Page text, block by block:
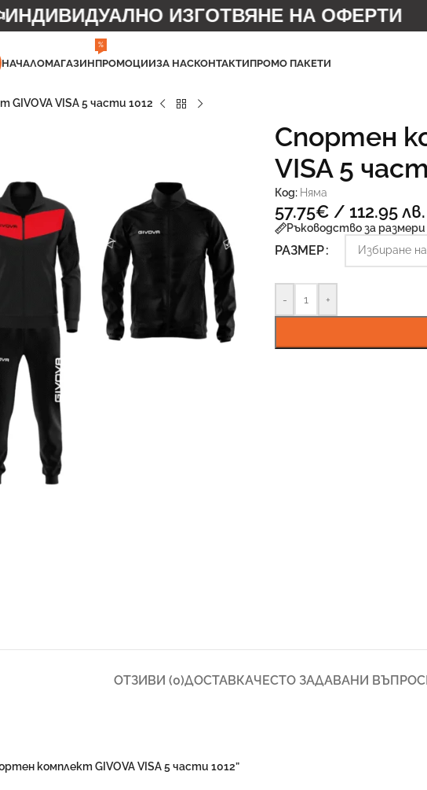
ИЗГОТВЯНЕ НА ОФЕРТИ
НАЧАЛОМАГАЗИНПРОМОЦИИ
%
ЗА НАСКОНТАКТИПРОМО ПАКЕТИ
GIVOVA VISA 5 части 1012
Спортен
VISA 5
Код: Няма
57.75€ / 112.95 лв.
Ръководство за размери
РАЗМЕР
- +
ОТЗИВИ (0)ДОСТАВКАЧЕСТО ЗАДАВАНИ
комплект GIVOVA VISA 5 части 1012”